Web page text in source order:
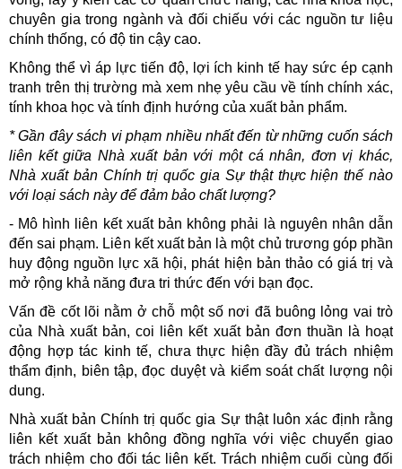
chuyên gia trong ngành và đối chiếu với các nguồn tư liệu
chính thống, có độ tin cậy cao.
Không thể vì áp lực tiến độ, lợi ích kinh tế hay sức ép cạnh
tranh trên thị trường mà xem nhẹ yêu cầu về tính chính xác,
tính khoa học và tính định hướng của xuất bản phẩm.
* Gần đây sách vi phạm nhiều nhất đến từ những cuốn sách
liên kết giữa Nhà xuất bản với một cá nhân, đơn vị khác,
Nhà xuất bản Chính trị quốc gia Sự thật thực hiện thế nào
với loại sách này để đảm bảo chất lượng?
- Mô hình liên kết xuất bản không phải là nguyên nhân dẫn
đến sai phạm. Liên kết xuất bản là một chủ trương góp phần
huy động nguồn lực xã hội, phát hiện bản thảo có giá trị và
mở rộng khả năng đưa tri thức đến với bạn đọc.
Vấn đề cốt lõi nằm ở chỗ một số nơi đã buông lỏng vai trò
của Nhà xuất bản, coi liên kết xuất bản đơn thuần là hoạt
động hợp tác kinh tế, chưa thực hiện đầy đủ trách nhiệm
thẩm định, biên tập, đọc duyệt và kiểm soát chất lượng nội
dung.
Nhà xuất bản Chính trị quốc gia Sự thật luôn xác định rằng
liên kết xuất bản không đồng nghĩa với việc chuyển giao
trách nhiệm cho đối tác liên kết. Trách nhiệm cuối cùng đối